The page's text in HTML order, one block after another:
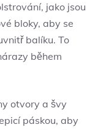
jako⁣ jsou
bloky, aby se
balíku. To
během
otvory ‍a švy
páskou, aby